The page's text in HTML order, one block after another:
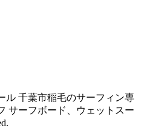
ル 千葉市稲毛のサーフィン専
サーフボード、ウェットスー